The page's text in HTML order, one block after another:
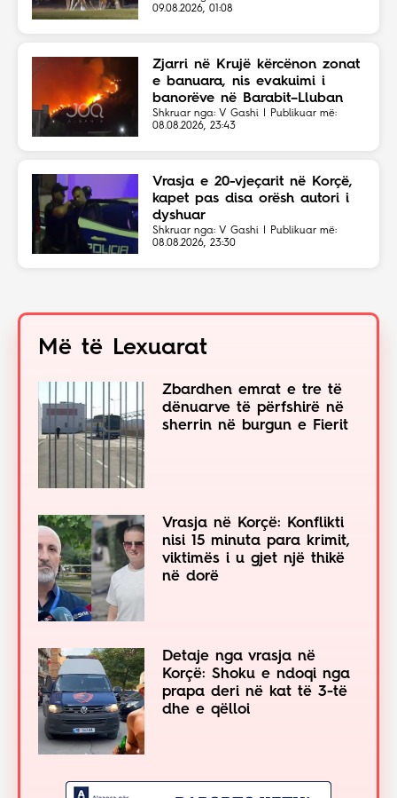
09.08.2026, 01:08
Zjarri në Krujë kërcënon zonat
e banuara, nis evakuimi i
banorëve në Barabit–Lluban
Shkruar nga: V Gashi | Publikuar më:
08.08.2026, 23:43
Vrasja e 20-vjeçarit në Korçë,
kapet pas disa orësh autori i
dyshuar
Shkruar nga: V Gashi | Publikuar më:
08.08.2026, 23:30
Më të Lexuarat
Zbardhen emrat e tre të
dënuarve të përfshirë në
sherrin në burgun e Fierit
Vrasja në Korçë: Konflikti
nisi 15 minuta para krimit,
viktimës i u gjet një thikë
në dorë
Detaje nga vrasja në
Korçë: Shoku e ndoqi nga
prapa deri në kat të 3-të
dhe e qëlloi